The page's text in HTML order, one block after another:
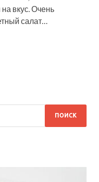
вкус. Очень
салат…